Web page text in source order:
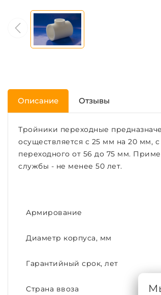
Описание Отзывы
Тройники переходные
осуществляется с 25 мм на 20 мм,
переходного от 56 до 75 мм.
службы - не менее 50 лет.
Армирование
Диаметр корпуса, мм
Гарантийный срок, лет
Страна ввоза